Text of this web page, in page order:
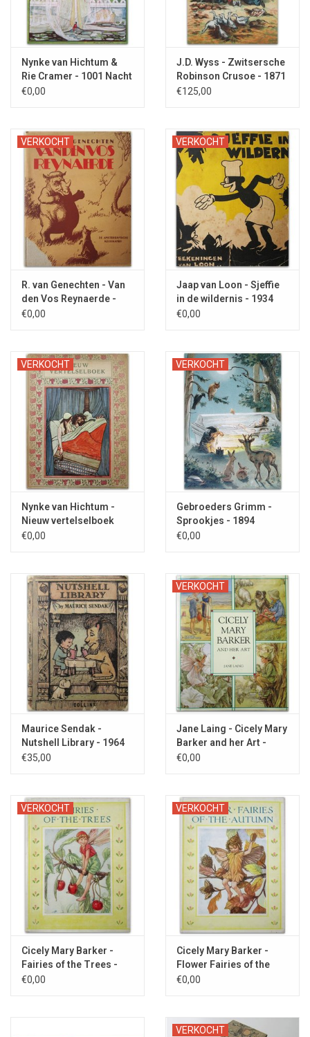
Nynke van Hichtum &
Rie Cramer - 1001 Nacht
1921
€0,00
J.D. Wyss - Zwitsersche
Robinson Crusoe - 1871
€125,00
VERKOCHT
R. van Genechten - Van
den Vos Reynaerde -
1941
€0,00
VERKOCHT
Jaap van Loon - Sjeffie
in de wildernis - 1934
€0,00
VERKOCHT
Nynke van Hichtum -
Nieuw vertelselboek
1924
€0,00
VERKOCHT
Gebroeders Grimm -
Sprookjes - 1894
€0,00
Maurice Sendak -
Nutshell Library - 1964
€35,00
VERKOCHT
Jane Laing - Cicely Mary
Barker and her Art -
1995
€0,00
VERKOCHT
Cicely Mary Barker -
Fairies of the Trees -
1948
€0,00
VERKOCHT
Cicely Mary Barker -
Flower Fairies of the
Autumn - 1948
€0,00
VERKOCHT